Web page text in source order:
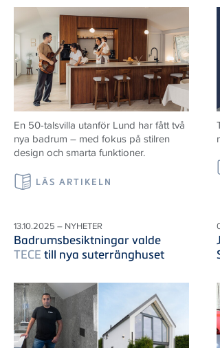
En 50-talsvilla utanför Lund har fått två
nya badrum – med fokus på stilren
design och smarta funktioner.
LÄS ARTIKELN
13.10.2025 – NYHETER
Badrumsbesiktningar valde
TECE till nya suterränghuset